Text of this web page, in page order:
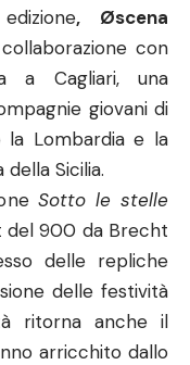
, Øscena
con
a Cagliari, una
giovani di
la Lombardia e la
della Sicilia.
Sotto le stelle
del 900 da Brecht
delle repliche
delle festività
ritorna anche il
arricchito dallo